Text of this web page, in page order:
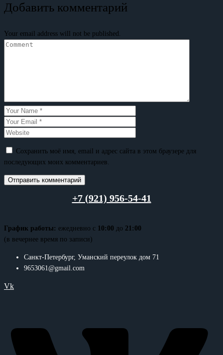
Добавить комментарий
Your email address will not be published.
Сохранить моё имя, email и адрес сайта в этом браузере для
последующих моих комментариев.
+7 (921) 956-54-41
График работы: ежедневно с 10:00 до 21:00
(в вечернее время по записи)
Санкт-Петербург, Уманский переулок дом 71
9653061@gmail.com
Vk